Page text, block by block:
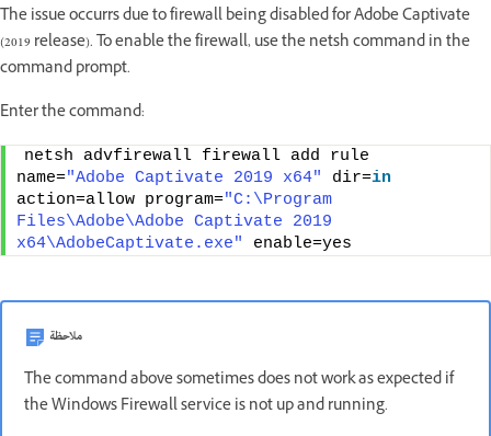
The issue occurrs due to firewall being disabled for Adobe Captivate
(2019 release). To enable the firewall, use the netsh command in the
command prompt.
Enter the command:
netsh advfirewall firewall add rule
name="Adobe Captivate 2019 x64" dir=in
action=allow program="C:\Program
Files\Adobe\Adobe Captivate 2019
x64\AdobeCaptivate.exe"
enable=yes
ملاحظة
The command above sometimes does not work as expected if
the Windows Firewall service is not up and running.